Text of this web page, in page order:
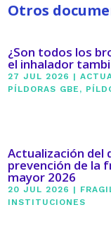
Otros
¿Son todos los
el inhalador
27 JUL 2026 |
PÍLDORAS GBE ,
Actualización del
prevención de la
mayor 2026
20 JUL 2026 |
INSTITUCIONES